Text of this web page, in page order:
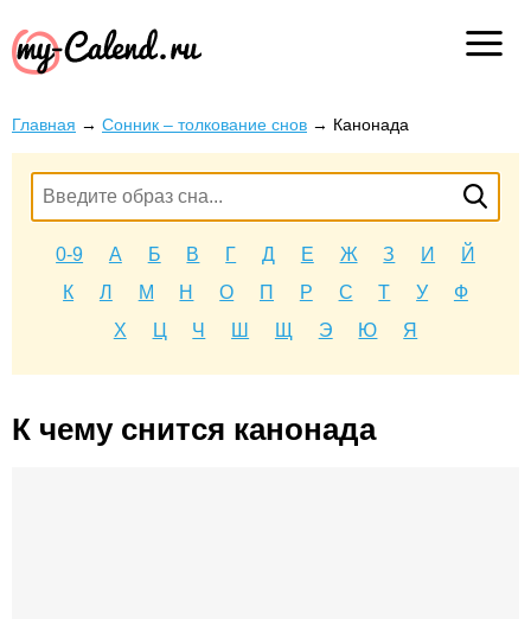
Главная → Сонник – толкование снов → Канонада
0-9 А Б В Г Д Е Ж З И
Й
К
Л М Н О П Р С Т У
Ф
Х
Ц Ч Ш Щ Э Ю Я
К чему снится канонада